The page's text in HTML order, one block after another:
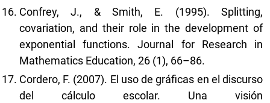
Confrey, J., & Smith, E. (1995). Splitting,
covariation, and their role in the development of
exponential functions. Journal for Research in
Mathematics Education, 26 (1), 66–86.
Cordero, F. (2007). El uso de gráficas en el discurso
del cálculo escolar. Una visión